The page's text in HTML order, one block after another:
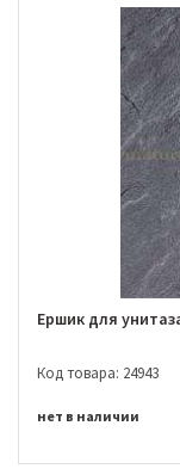
Ершик для
Код товара: 24943
нет в наличии